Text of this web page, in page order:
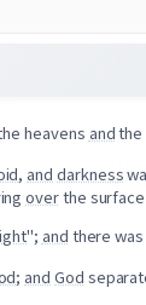
heavens andthe
, and darkness
overthe
"; and there was
; and God